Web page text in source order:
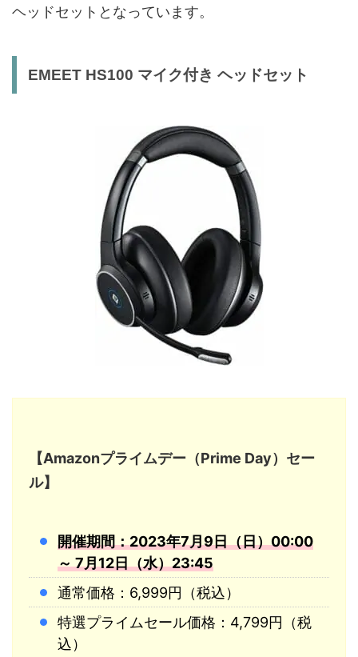
ヘッドセットとなっています。
EMEET HS100 マイク付き ヘッドセット
【Amazonプライムデー（Prime Day）セー
ル】
開催期間：2023年7月9日（日）00:00
～ 7月12日（水）23:45
通常価格：6,999円（税込）
特選プライムセール価格：4,799円（税
込）